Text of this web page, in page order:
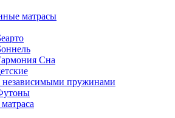
матрасы
Сна
независимыми пружинами